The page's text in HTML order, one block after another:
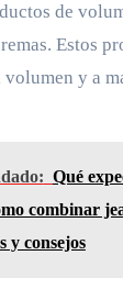
de
Estos
volumen y a
Qué
combinar
y consejos